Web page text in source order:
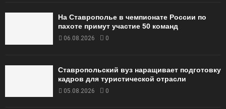
На Ставрополье в чемпионате России по
пахоте примут участие 50 команд
06.08.2026 0
Ставропольский вуз наращивает подготовку
кадров для туристической отрасли
05.08.2026 0